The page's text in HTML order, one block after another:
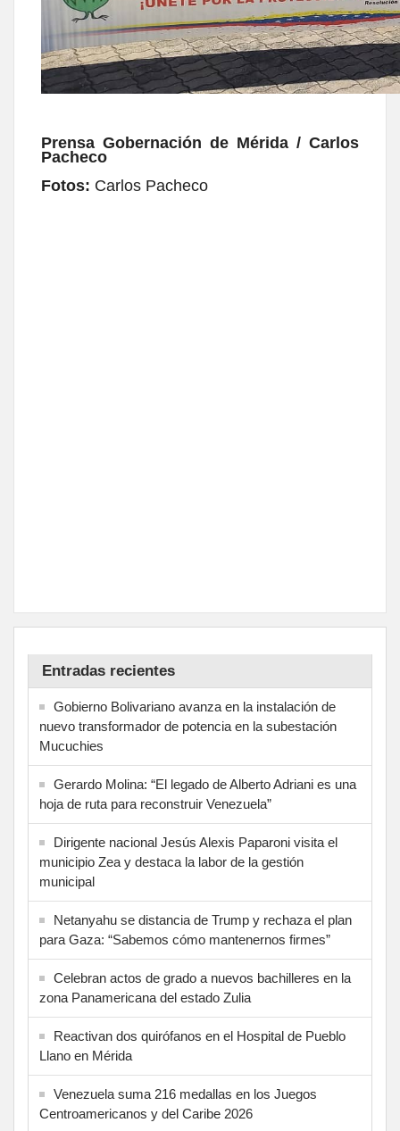
Prensa Gobernación de Mérida / Carlos
Pacheco
Fotos: Carlos Pacheco
Entradas recientes
Gobierno Bolivariano avanza en la instalación de
nuevo transformador de potencia en la subestación
Mucuchies
Gerardo Molina: “El legado de Alberto Adriani es una
hoja de ruta para reconstruir Venezuela”
Dirigente nacional Jesús Alexis Paparoni visita el
municipio Zea y destaca la labor de la gestión
municipal
Netanyahu se distancia de Trump y rechaza el plan
para Gaza: “Sabemos cómo mantenernos firmes”
Celebran actos de grado a nuevos bachilleres en la
zona Panamericana del estado Zulia
Reactivan dos quirófanos en el Hospital de Pueblo
Llano en Mérida
Venezuela suma 216 medallas en los Juegos
Centroamericanos y del Caribe 2026